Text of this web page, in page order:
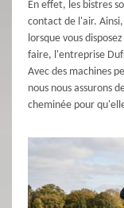
En effet, les bistres
contact de l'air.
lorsque vous
faire, l'entreprise
Avec des machines
nous nous assurons
cheminée pour